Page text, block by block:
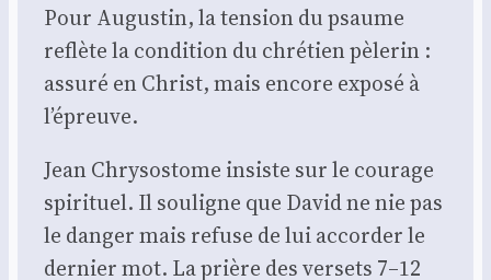
Pour Augus­tin, la ten­sion du psaume
reflète la condi­tion du chré­tien pèle­rin :
assu­ré en Christ, mais encore expo­sé à
l’épreuve.
Jean Chry­so­stome insiste sur le cou­rage
spi­ri­tuel. Il sou­ligne que David ne nie pas
le dan­ger mais refuse de lui accor­der le
der­nier mot. La prière des ver­sets 7–12